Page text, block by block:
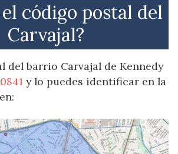
el código postal del
Carvajal?
del barrio Carvajal de Kennedy
y lo puedes identificar en la